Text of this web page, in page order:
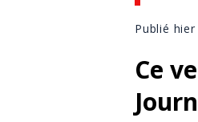
Publié
Ce